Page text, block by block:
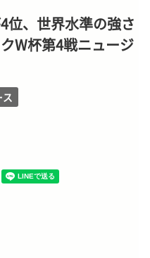
位、世界水準の強さ
W杯第4戦ニュージ